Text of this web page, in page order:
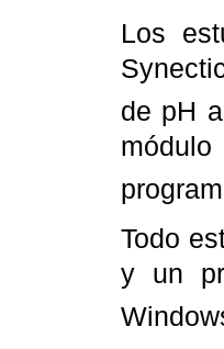
Los
de pH
Todo
y un